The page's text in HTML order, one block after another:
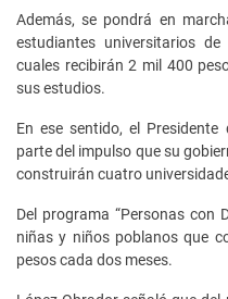
Además, se pondrá en
estudiantes universitarios
cuales recibirán 2 mil 400
sus estudios.
En ese sentido, el
parte del impulso que su
construirán cuatro
Del programa “Personas con
niñas y niños poblanos que
pesos cada dos meses.